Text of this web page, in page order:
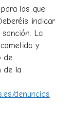
los que
indicar
La
y
de
de la
denuncias